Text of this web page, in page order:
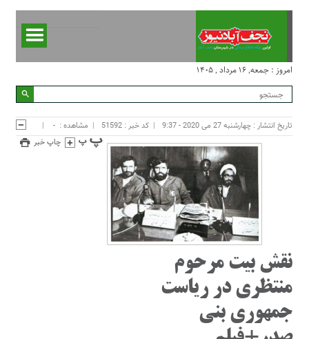
امروز : جمعه, ۱۶ مرداد , ۱۴۰۵
تاریخ انتشار : چهارشنبه 27 می 2020 - 9:37 کد خبر : 51592 مشاهده : -
چاپ خبر
نقش بیت مرحوم
منتظری در ریاست
جمهوری بنی